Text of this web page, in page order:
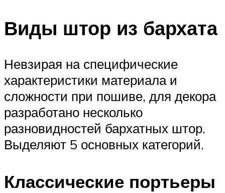
Виды штор из бархата
Невзирая на специфические
характеристики материала и
сложности при пошиве, для декора
разработано несколько
разновидностей бархатных штор.
Выделяют 5 основных категорий.
Классические портьеры